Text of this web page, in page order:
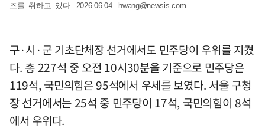
즈를 취하고 있다. 2026.06.04.
hwang@newsis.com
구·시·군 기초단체장 선거에서도 민주당이 우위를 지켰
다. 총 227석 중 오전 10시30분을 기준으로 민주당은
119석, 국민의힘은 95석에서 우세를 보였다. 서울 구청
장 선거에서는 25석 중 민주당이 17석, 국민의힘이 8석
에서 우위다.